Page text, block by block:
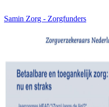
Samin Zorg - Zorgfunders